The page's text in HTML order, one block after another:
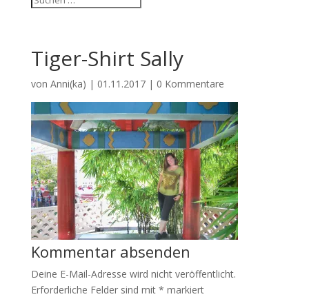
Tiger-Shirt Sally
von Anni(ka) | 01.11.2017| 0 Kommentare
Kommentar absenden
Deine E-Mail-Adresse wird nicht veröffentlicht.
Erforderliche Felder sind mit * markiert